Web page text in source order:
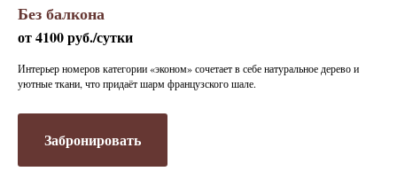
Без балкона
от 4100 руб./сутки
Интерьер номеров категории «эконом» сочетает в себе натуральное дерево и
уютные ткани, что придаёт шарм французского шале.
Забронировать